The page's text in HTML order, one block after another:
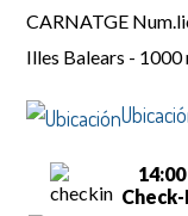
CARNATGE
Illes Balears - 1000
14:00